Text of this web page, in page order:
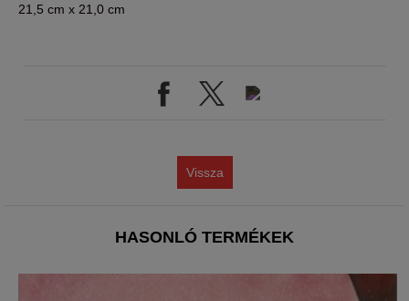
21,5 cm x 21,0 cm
Vissza
HASONLÓ TERMÉKEK